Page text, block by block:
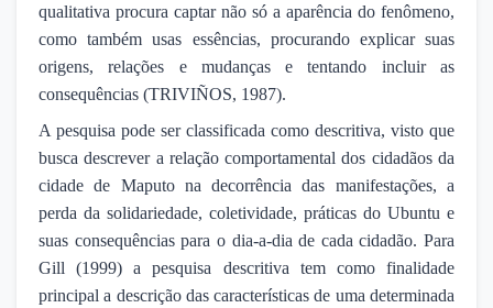
qualitativa procura captar não só a aparência do fenômeno,
como também usas essências, procurando explicar suas
origens, relações e mudanças e tentando incluir as
consequências (TRIVIÑOS, 1987).
A pesquisa pode ser classificada como descritiva, visto que
busca descrever a relação comportamental dos cidadãos da
cidade de Maputo na decorrência das manifestações, a
perda da solidariedade, coletividade, práticas do Ubuntu e
suas consequências para o dia-a-dia de cada cidadão. Para
Gill (1999) a pesquisa descritiva tem como finalidade
principal a descrição das características de uma determinada